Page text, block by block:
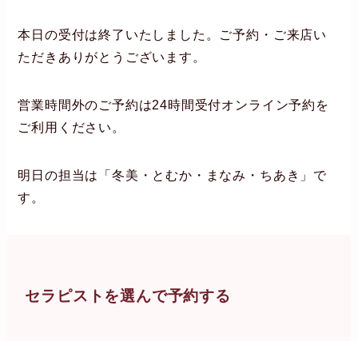
本日の受付は終了いたしました。ご予約・ご来店い
ただきありがとうございます。
営業時間外のご予約は24時間受付オンライン予約を
ご利用ください。
明日の担当は「冬美・とむか・まなみ・ちあき」で
す。
セラピストを選んで予約する